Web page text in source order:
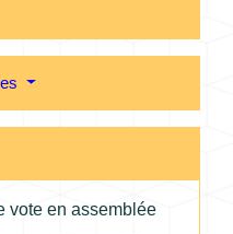
vote en assemblée